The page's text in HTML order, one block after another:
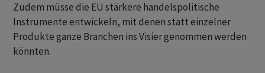
Zudem müsse die EU stärkere handelspolitische
Instrumente entwickeln, mit denen statt einzelner
Produkte ganze Branchen ins Visier genommen werden
könnten.